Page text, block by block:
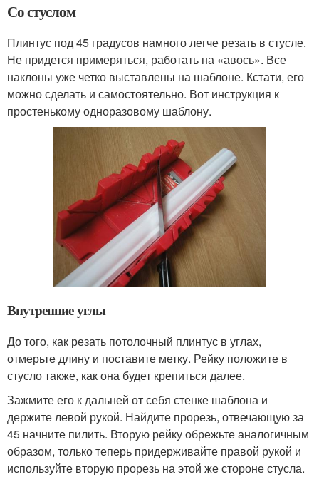
Со стуслом
Плинтус под 45 градусов намного легче резать в стусле.
Не придется примеряться, работать на «авось». Все
наклоны уже четко выставлены на шаблоне. Кстати, его
можно сделать и самостоятельно. Вот инструкция к
простенькому одноразовому шаблону.
Внутренние углы
До того, как резать потолочный плинтус в углах,
отмерьте длину и поставите метку. Рейку положите в
стусло также, как она будет крепиться далее.
Зажмите его к дальней от себя стенке шаблона и
держите левой рукой. Найдите прорезь, отвечающую за
45 начните пилить. Вторую рейку обрежьте аналогичным
образом, только теперь придерживайте правой рукой и
используйте вторую прорезь на этой же стороне стусла.